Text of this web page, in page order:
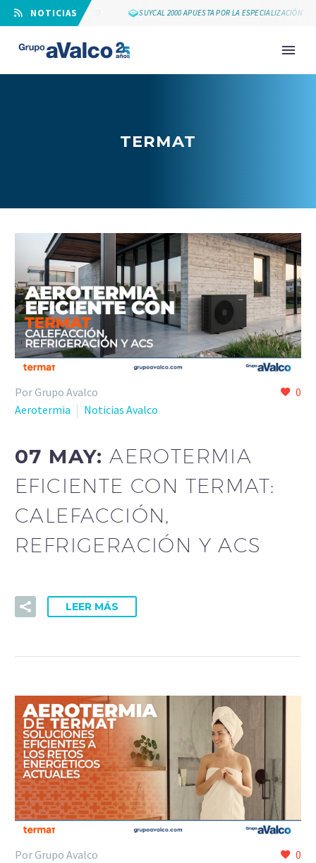
⠀NOTICIAS
AÑOS DE GRUPO AVALCO SUYCAL 2000 APUESTA POR LA ESPECIALIZACIÓN
NOVEDAD
TERMAT
0
Por Grupo Avalco
Aerotermia
Noticias Avalco
07 MAY:AEROTERMIA
EFICIENTE CON TERMAT:
CALEFACCIÓN,
REFRIGERACIÓN Y ACS
LEER MÁS
0
Por Grupo Avalco